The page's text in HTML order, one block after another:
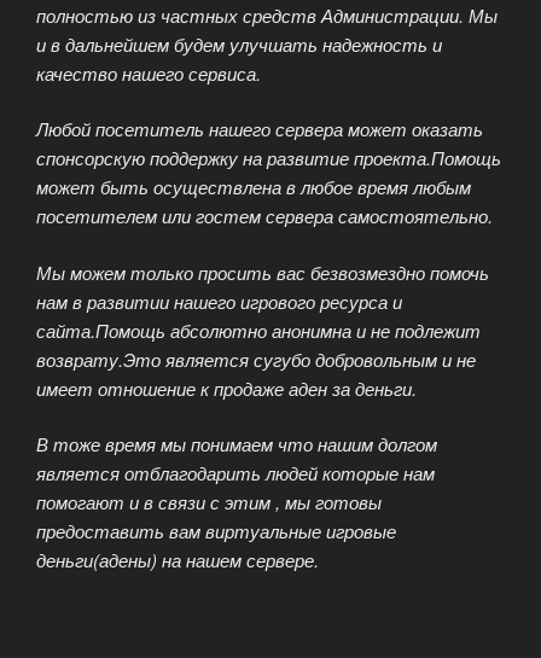
полностью из частных средств Администрации. Мы
и в дальнейшем будем улучшать надежность и
качество нашего сервиса.
Любой посетитель нашего сервера может оказать
спонсорскую поддержку на развитие проекта.Помощь
может быть осуществлена в любое время любым
посетителем или гостем сервера самостоятельно.
Мы можем только просить вас безвозмездно помочь
нам в развитии нашего игрового ресурса и
сайта.Помощь абсолютно анонимна и не подлежит
возврату.Это является сугубо добровольным и не
имеет отношение к продаже аден за деньги.
В тоже время мы понимаем что нашим долгом
является отблагодарить людей которые нам
помогают и в связи с этим , мы готовы
предоставить вам виртуальные игровые
деньги(адены) на нашем сервере.